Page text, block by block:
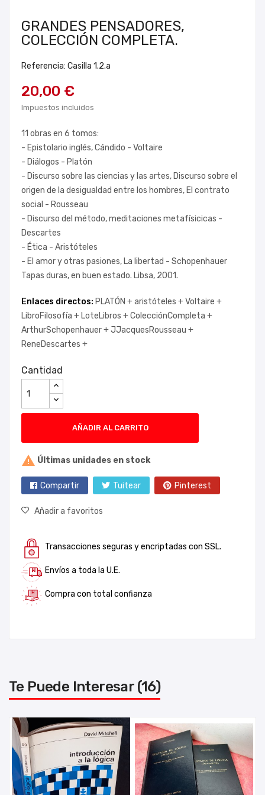
GRANDES PENSADORES,
COLECCIÓN COMPLETA.
Referencia: Casilla 1.2.a
20,00 €
Impuestos incluidos
11 obras en 6 tomos:
- Epistolario inglés, Cándido - Voltaire
- Diálogos - Platón
- Discurso sobre las ciencias y las artes, Discurso sobre el
origen de la desigualdad entre los hombres, El contrato
social - Rousseau
- Discurso del método, meditaciones metafísicicas -
Descartes
- Ética - Aristóteles
- El amor y otras pasiones, La libertad - Schopenhauer
Tapas duras, en buen estado. Libsa, 2001.
Enlaces directos: PLATÓN +aristóteles +Voltaire +
LibroFilosofía + LoteLibros +ColecciónCompleta +
ArthurSchopenhauer +JJacquesRousseau +
ReneDescartes +
Cantidad
AÑADIR AL CARRITO
 Últimas unidades en stock
Compartir Tuitear Pinterest
Añadir a favoritos
Transacciones seguras y encriptadas con SSL.
Envíos a toda la U.E.
Compra con total confianza
Te Puede Interesar (16)